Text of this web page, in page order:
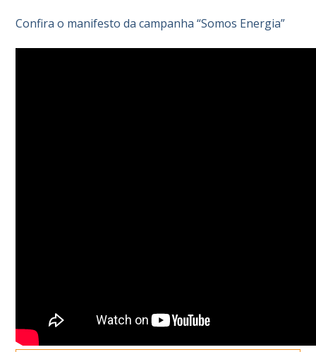
Confira o manifesto da campanha “Somos Energia”